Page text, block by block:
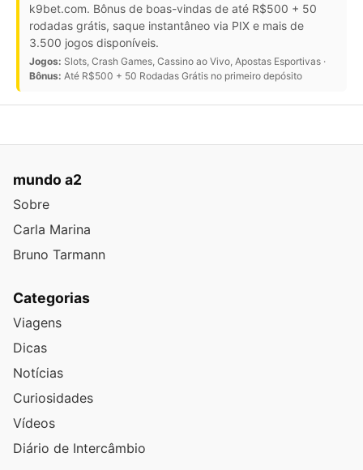
k9bet.com. Bônus de boas-vindas de até R$500 + 50
rodadas grátis, saque instantâneo via PIX e mais de
3.500 jogos disponíveis.
Jogos: Slots, Crash Games, Cassino ao Vivo, Apostas Esportivas ·
Bônus: Até R$500 + 50 Rodadas Grátis no primeiro depósito
mundo a2
Sobre
Carla Marina
Bruno Tarmann
Categorias
Viagens
Dicas
Notícias
Curiosidades
Vídeos
Diário de Intercâmbio